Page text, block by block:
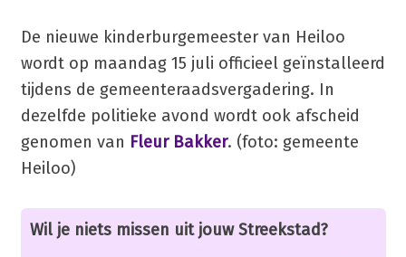
De nieuwe kinderburgemeester van Heiloo
wordt op maandag 15 juli officieel geïnstalleerd
tijdens de gemeenteraadsvergadering. In
dezelfde politieke avond wordt ook afscheid
genomen van Fleur Bakker. (foto: gemeente
Heiloo)
Wil je niets missen uit jouw Streekstad?